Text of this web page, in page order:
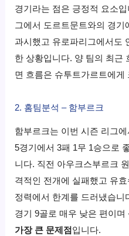
경기라는 점은 긍정적 요소
그에서 도르트문트와의 경기
과시했고 유로파리그에서도
한 상황입니다. 양 팀의 최근
면 흐름은 슈투트가르트에게
2. 홈팀분석 – 함부르크
함부르크는 이번 시즌 리그
5경기에서 3패 1무 1승으로
니다. 직전 아우크스부르크
격적인 전개에 실패했고 유
정력에서 한계를 드러냈습니
경기 9골로 매우 낮은 편이며
가장 큰 문제점 입니다.